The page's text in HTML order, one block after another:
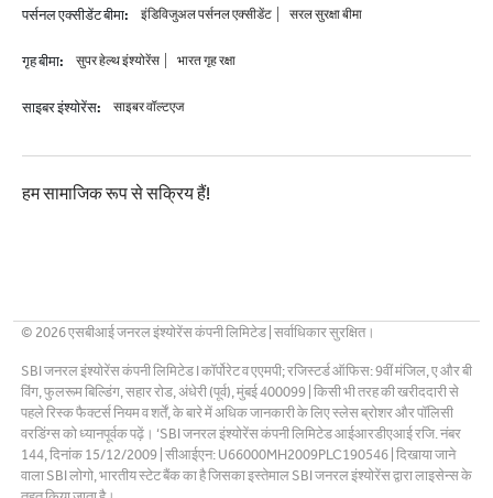
पर्सनल एक्सीडेंट बीमा: इंडिविजुअल पर्सनल एक्सीडेंट सरल सुरक्षा बीमा
गृह बीमा: सुपर हेल्थ इंश्योरेंस भारत गृह रक्षा
साइबर इंश्योरेंस: साइबर वॉल्टएज
हम सामाजिक रूप से सक्रिय हैं!
© 2026एसबीआई जनरल इंश्योरेंस कंपनी लिमिटेड | सर्वाधिकार सुरक्षित।
SBI जनरल इंश्योरेंस कंपनी लिमिटेड I कॉर्पोरेट व एएमपी; रजिस्टर्ड ऑफिस: 9वीं मंजिल, ए और बी
विंग, फुलरूम बिल्डिंग, सहार रोड, अंधेरी (पूर्व), मुंबई 400099 | किसी भी तरह की खरीददारी से
पहले रिस्क फैक्टर्स नियम व शर्तें, के बारे में अधिक जानकारी के लिए स्लेस ब्रोशर और पॉलिसी
वरडिंग्स को ध्यानपूर्वक पढ़ें। ‘SBI जनरल इंश्योरेंस कंपनी लिमिटेड आईआरडीएआई रजि. नंबर
144, दिनांक 15/12/2009 | सीआईएन: U66000MH2009PLC190546 | दिखाया जाने
वाला SBI लोगो, भारतीय स्टेट बैंक का है जिसका इस्तेमाल SBI जनरल इंश्योरेंस द्वारा लाइसेन्स के